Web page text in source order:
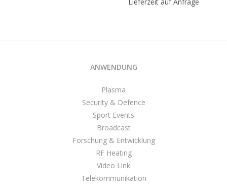
ANWENDUNG
Plasma
Security & Defence
Sport Events
Broadcast
Forschung & Entwicklung
RF Heating
Video Link
Telekommunikation